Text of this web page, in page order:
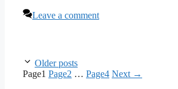
Leave a comment
Older posts
Page1 Page2 … Page4 Next →